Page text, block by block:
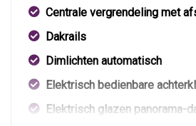
Centrale vergrendeling met
Dakrails
Dimlichten automatisch
Elektrisch bedienbare
Elektrisch glazen panorama-